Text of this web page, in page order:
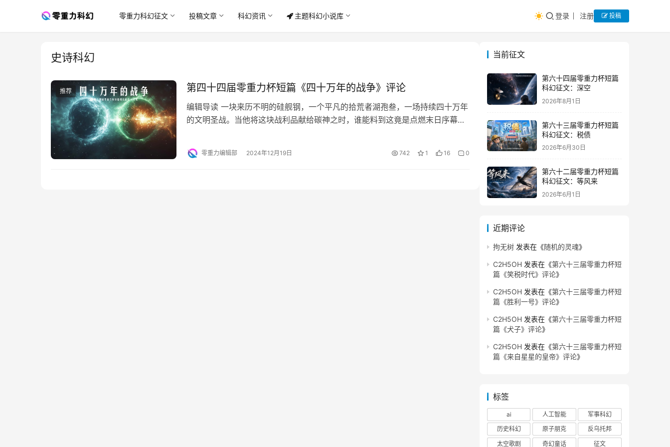
零重力科幻征文 投稿文章 科幻资讯 主题科幻小说库 登录 注册 投稿
史诗科幻
推荐 第四十四届零重力杯短篇《四十万年的战争》评论
编辑导读 一块来历不明的硅舰钢，一个平凡的拾荒者湖孢叁，一场持续四十万年
的文明圣战。当他将这块战利品献给碳神之时，谁能料到这竟是点燃末日序幕的
零重力编辑部 2024年12月19日 742 1 16 0
当前征文
第六十四届零重力杯短篇
科幻征文：深空
2026年8月1日
第六十三届零重力杯短篇
科幻征文：税债
2026年6月30日
第六十二届零重力杯短篇
科幻征文：等风来
2026年6月1日
近期评论
拘无树 发表在《随机的灵魂》
C2H5OH 发表在《第六十三届零重力杯短
篇《笑税时代》评论》
C2H5OH 发表在《第六十三届零重力杯短
篇《胜利一号》评论》
C2H5OH 发表在《第六十三届零重力杯短
篇《犬子》评论》
C2H5OH 发表在《第六十三届零重力杯短
篇《来自星星的皇帝》评论》
标签
ai 人工智能
军事科幻
历史科幻
原子朋克
反乌托邦
太空歌剧
奇幻童话 征文